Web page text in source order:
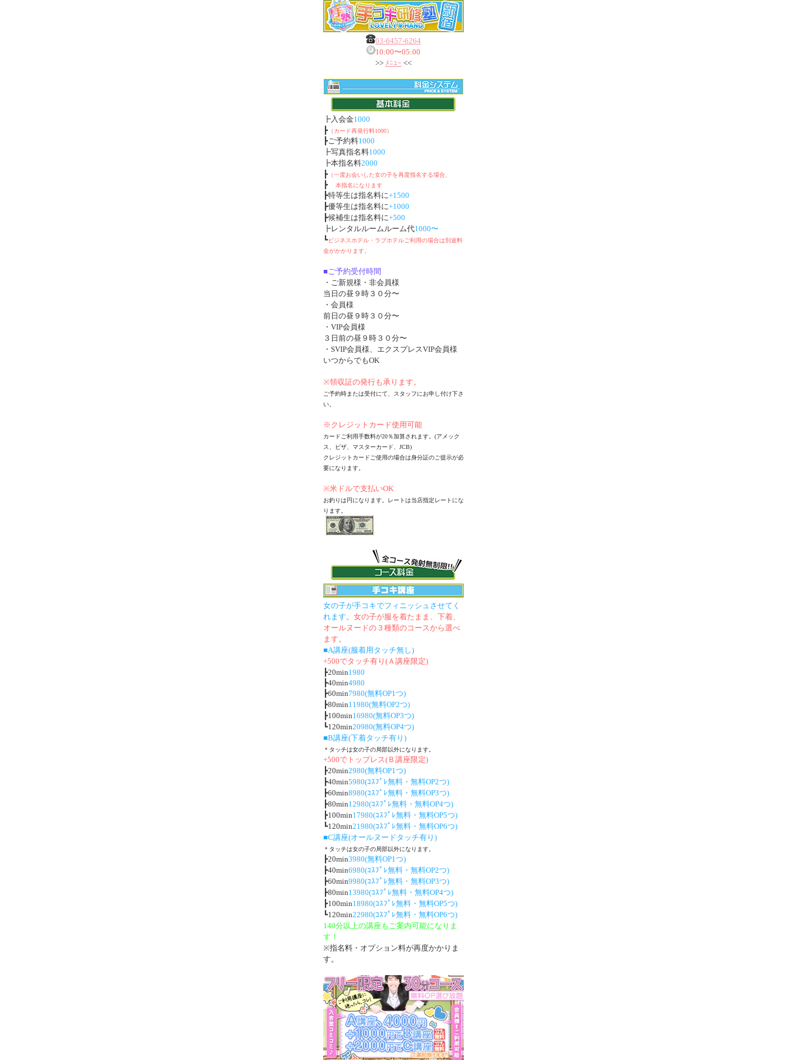
03-6457-6264
10:00〜05:00
>> ﾒﾆｭｰ <<
┣入会金1000
┣ （カード再発行料1000）
┣ご予約料1000
┣写真指名料1000
┣本指名料2000
┣ （一度お会いした女の子を再度指名する場合、
┣ 本指名になります
┣特等生は指名料に+1500
┣優等生は指名料に+1000
┣候補生は指名料に+500
┣レンタルルームルーム代1000〜
┗ビジネスホテル・ラブホテルご利用の場合は別途料
金がかかります。
■ご予約受付時間
・ご新規様・非会員様
当日の昼９時３０分〜
・会員様
前日の昼９時３０分〜
・VIP会員様
３日前の昼９時３０分〜
・SVIP会員様、エクスプレスVIP会員様
いつからでもOK
※領収証の発行も承ります。
ご予約時または受付にて、スタッフにお申し付け下さ
い。
※クレジットカード使用可能
カードご利用手数料が20％加算されます。(アメック
ス、ビザ、マスターカード、JCB)
クレジットカードご使用の場合は身分証のご提示が必
要になります。
※米ドルで支払いOK
お釣りは円になります。レートは当店指定レートにな
ります。
女の子が手コキでフィニッシュさせてく
れます。 女の子が服を着たまま、下着、
オールヌードの３種類のコースから選べ
ます。
■A講座(服着用タッチ無し)
+500でタッチ有り(Ａ講座限定)
┣20min1980
┣40min4980
┣60min7980(無料OP1つ)
┣80min11980(無料OP2つ)
┣100min16980(無料OP3つ)
┗120min20980(無料OP4つ)
■B講座(下着タッチ有り)
＊タッチは女の子の局部以外になります。
+500でトップレス(Ｂ講座限定)
┣20min2980(無料OP1つ)
┣40min5980(ｺｽﾌﾟﾚ無料・無料OP2つ)
┣60min8980(ｺｽﾌﾟﾚ無料・無料OP3つ)
┣80min12980(ｺｽﾌﾟﾚ無料・無料OP4つ)
┣100min17980(ｺｽﾌﾟﾚ無料・無料OP5つ)
┗120min21980(ｺｽﾌﾟﾚ無料・無料OP6つ)
■C講座(オールヌードタッチ有り)
＊タッチは女の子の局部以外になります。
┣20min3980(無料OP1つ)
┣40min6980(ｺｽﾌﾟﾚ無料・無料OP2つ)
┣60min9980(ｺｽﾌﾟﾚ無料・無料OP3つ)
┣80min13980(ｺｽﾌﾟﾚ無料・無料OP4つ)
┣100min18980(ｺｽﾌﾟﾚ無料・無料OP5つ)
┗120min22980(ｺｽﾌﾟﾚ無料・無料OP6つ)
140分以上の講座もご案内可能になりま
す！
※指名料・オプション料が再度かかりま
す。